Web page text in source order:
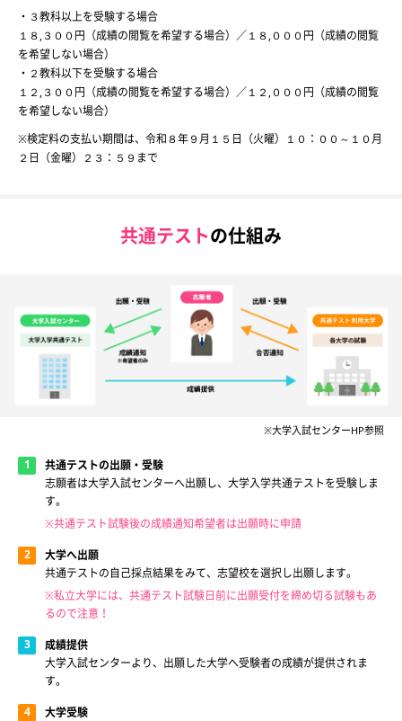
・３教科以上を受験する場合
１８,３００円（成績の閲覧を希望する場合）／１８,０００円（成績の閲覧
を希望しない場合）
・２教科以下を受験する場合
１２,３００円（成績の閲覧を希望する場合）／１２,０００円（成績の閲覧
を希望しない場合）
※検定料の支払い期間は、令和８年９月１５日（火曜）１０：００～１０月
２日（金曜）２３：５９まで
共通テストの仕組み
※大学入試センターHP参照
共通テストの出願・受験
志願者は大学入試センターへ出願し、大学入学共通テストを受験しま
す。
※共通テスト試験後の成績通知希望者は出願時に申請
大学へ出願
共通テストの自己採点結果をみて、志望校を選択し出願します。
※私立大学には、共通テスト試験日前に出願受付を締め切る試験もあ
るので注意！
成績提供
大学入試センターより、出願した大学へ受験者の成績が提供されま
す。
大学受験